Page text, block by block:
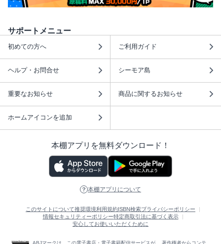
サポートメニュー
初めての方へ ご利用ガイド
ヘルプ・お問合せ シーモア島
重要なお知らせ 商品に関するお知らせ
ホームアイコンを追加
本棚アプリを無料ダウンロード！
本棚アプリについて
このサイトについて推奨環境利用規約ISBN検索プライバシーポリシー
情報セキュリティーポリシー特定商取引法に基づく表示
安心してお使いいただくために
ABJマークは、この電子書店・電子書籍配信サービスが、 著作権者からコンテ